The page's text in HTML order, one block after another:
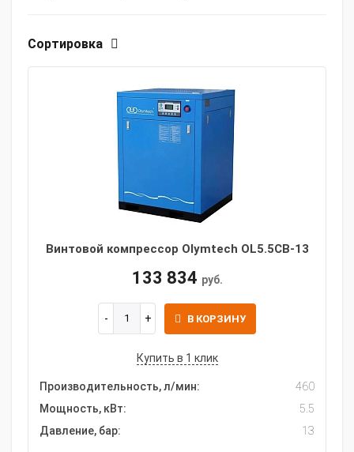
Сортировка
Винтовой компрессор Olymtech OL5.5CB-13
133 834 руб.
В КОРЗИНУ
Купить в 1 клик
Производительность, л/мин:
460
Мощность, кВт:
5.5
Давление, бар:
13